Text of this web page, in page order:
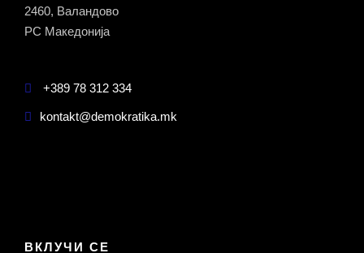
2460, Валандово
РС Македонија
+389 78 312 334
kontakt@demokratika.mk
ВКЛУЧИ СЕ